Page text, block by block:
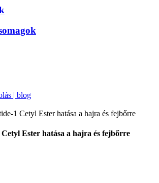
| blog
1 Cetyl Ester hatása a hajra és fejbőrre
Ester hatása a hajra és fejbőrre